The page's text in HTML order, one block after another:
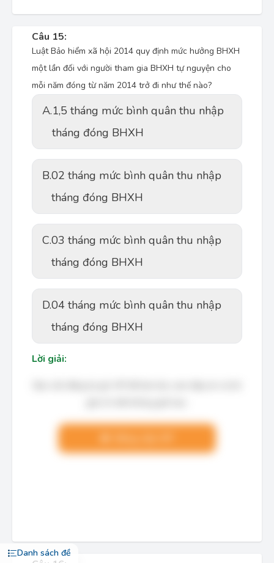
Danh sách đề
Câu 15:
Luật Bảo hiểm xã hội 2014 quy định mức hưởng BHXH
một lần đối với người tham gia BHXH tự nguyện cho
mỗi năm đóng từ năm 2014 trở đi như thế nào?
A.1,5 tháng mức bình quân thu nhập
tháng đóng BHXH
B.02 tháng mức bình quân thu nhập
tháng đóng BHXH
C.03 tháng mức bình quân thu nhập
tháng đóng BHXH
D.04 tháng mức bình quân thu nhập
tháng đóng BHXH
Lời giải: